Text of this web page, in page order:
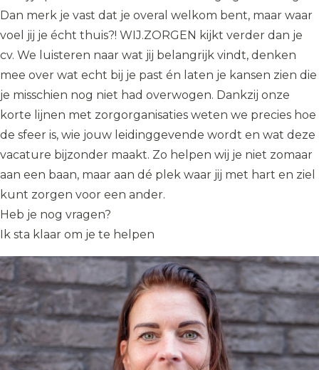
Dan merk je vast dat je overal welkom bent, maar waar
voel jij je écht thuis?! WIJ.ZORGEN kijkt verder dan je
cv. We luisteren naar wat jij belangrijk vindt, denken
mee over wat echt bij je past én laten je kansen zien die
je misschien nog niet had overwogen. Dankzij onze
korte lijnen met zorgorganisaties weten we precies hoe
de sfeer is, wie jouw leidinggevende wordt en wat deze
vacature bijzonder maakt. Zo helpen wij je niet zomaar
aan een baan, maar aan dé plek waar jij met hart en ziel
kunt zorgen voor een ander.
Heb je nog vragen?
Ik sta klaar om je te helpen